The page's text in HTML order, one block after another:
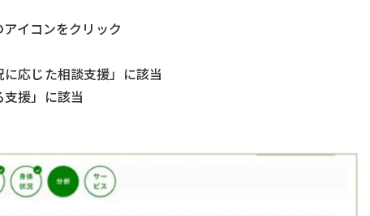
イコンをクリック
応じた相談支援」に該当
援」に該当